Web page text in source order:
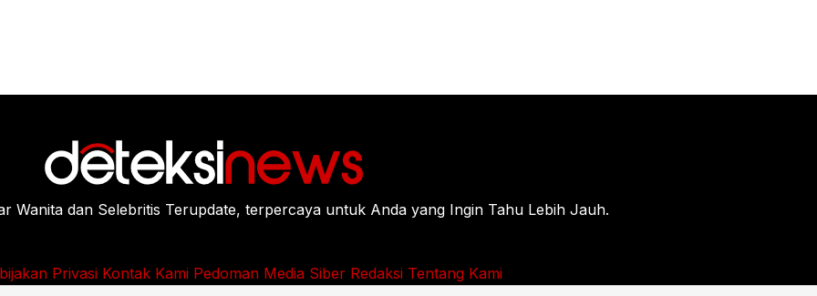
Wanita dan Selebritis Terupdate, terpercaya untuk Anda yang Ingin Tahu Lebih Jauh.
Privasi Kontak Kami Pedoman Media Siber Redaksi Tentang Kami